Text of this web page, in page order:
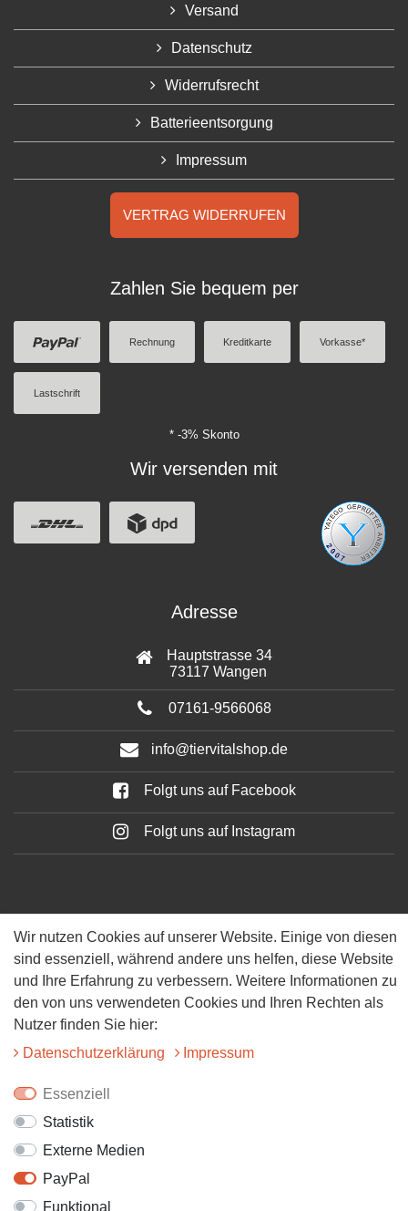
Versand
Datenschutz
Widerrufsrecht
Batterieentsorgung
Impressum
VERTRAG WIDERRUFEN
Zahlen Sie bequem per
Rechnung Kreditkarte Vorkasse*
Lastschrift
* -3% Skonto
Wir versenden mit
Adresse
Hauptstrasse 34
73117 Wangen
07161-9566068
info@tiervitalshop.de
Folgt uns auf Facebook
Folgt uns auf Instagram
© 2025 Tiervitalshop | Webentwicklung & WebdesignWERK38
Wir nutzen Cookies auf unserer Website. Einige von diesen
sind essenziell, während andere uns helfen, diese Website
und Ihre Erfahrung zu verbessern. Weitere Informationen zu
den von uns verwendeten Cookies und Ihren Rechten als
Nutzer finden Sie hier:
Daten­schutz­erklärung
Impressum
Essenziell
Statistik
Externe Medien
PayPal
Funktional